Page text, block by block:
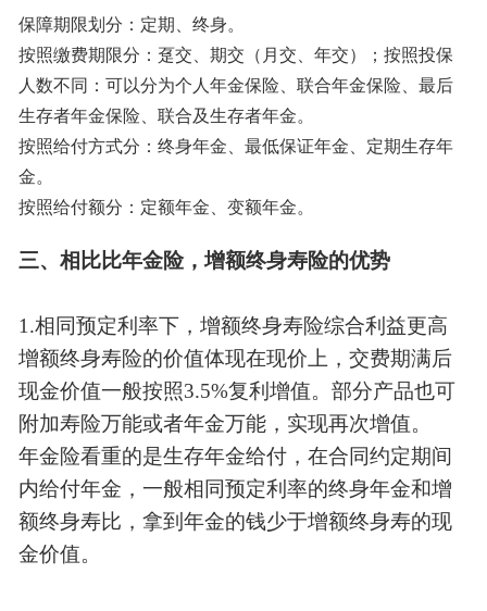
保障期限划分：定期、终身。
按照缴费期限分：趸交、期交（月交、年交）；按照投保
人数不同：可以分为个人年金保险、联合年金保险、最后
生存者年金保险、联合及生存者年金。
按照给付方式分：终身年金、最低保证年金、定期生存年
金。
按照给付额分：定额年金、变额年金。
三、相比比年金险，增额终身寿险的优势
1.相同预定利率下，增额终身寿险综合利益更高
增额终身寿险的价值体现在现价上，交费期满后
现金价值一般按照3.5%复利增值。部分产品也可
附加寿险万能或者年金万能，实现再次增值。
年金险看重的是生存年金给付，在合同约定期间
内给付年金，一般相同预定利率的终身年金和增
额终身寿比，拿到年金的钱少于增额终身寿的现
金价值。